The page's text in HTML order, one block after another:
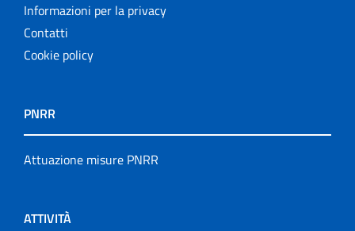
Informazioni per la privacy
Contatti
Cookie policy
PNRR
Attuazione misure PNRR
ATTIVITÀ